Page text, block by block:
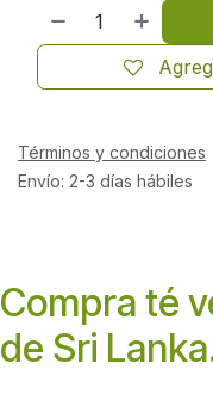
Términos y condiciones
Envío: 2-3 días hábiles
Compra té
de Sri